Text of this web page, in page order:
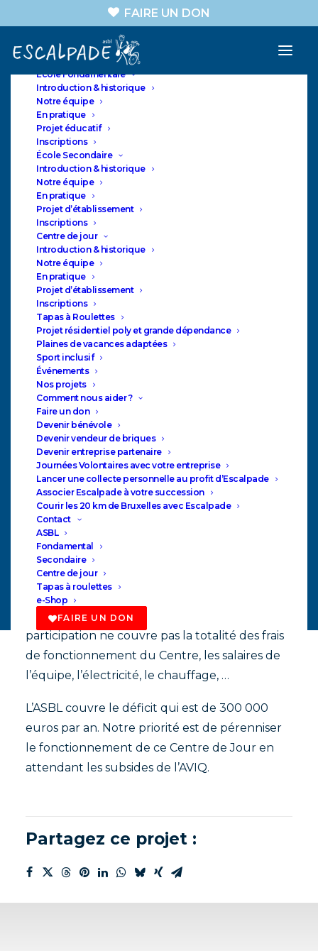
FAIRE UN DON
Nos sections
ASBL
École Fondamentale
Introduction & historique
Notre équipe
En pratique
Projet éducatif
Inscriptions
École Secondaire
Introduction & historique
Notre équipe
En pratique
Projet d’établissement
Inscriptions
Centre de jour
Introduction & historique
Notre équipe
En pratique
Projet d’établissement
Inscriptions
Tapas à Roulettes
Projet résidentiel poly et grande dépendance
Plaines de vacances adaptées
Sport inclusif
Événements
Nos projets
Comment nous aider ?
Faire un don
Devenir bénévole
Devenir vendeur de briques
Devenir entreprise partenaire
Journées Volontaires avec votre entreprise
Lancer une collecte personnelle au profit d’Escalpade
Associer Escalpade à votre succession
Courir les 20 km de Bruxelles avec Escalpade
Contact
ASBL
Fondamental
Secondaire
Centre de jour
Tapas à roulettes
e-Shop
FAIRE UN DON
ESCALPADE
Pérenniser le
fonctionnement du
Centre de Jour
Notre Centre de Jour accueille aujourd’hui 28
participants adultes atteints de déficiences
physiques de grande dépendance. A ce jour, le
Centre de Jour ne bénéficie d’aucun subside
public. Les entrées se limitent aux montants
quotidiens versés par les participants. Cette
participation ne couvre pas la totalité des frais
de fonctionnement du Centre, les salaires de
l’équipe, l’électricité, le chauffage, …
L’ASBL couvre le déficit qui est de 300 000
euros par an. Notre priorité est de pérenniser
le fonctionnement de ce Centre de Jour en
attendant les subsides de l’AVIQ.
Partagez ce projet :